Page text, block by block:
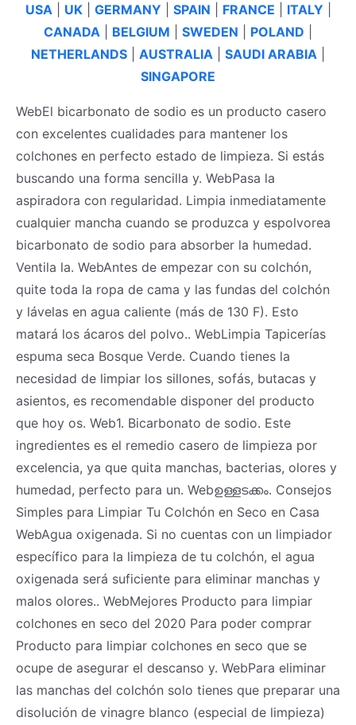
USA UK| GERMANY SPAIN FRANCE ITALY
CANADA
BELGIUM SWEDEN POLAND
NETHERLANDS
AUSTRALIA SAUDI ARABIA
SINGAPORE
WebEl bicarbonato de sodio es un producto casero
con excelentes cualidades para mantener los
colchones en perfecto estado de limpieza. Si estás
buscando una forma sencilla y. WebPasa la
aspiradora con regularidad. Limpia inmediatamente
cualquier mancha cuando se produzca y espolvorea
bicarbonato de sodio para absorber la humedad.
Ventila la. WebAntes de empezar con su colchón,
quite toda la ropa de cama y las fundas del colchón
y lávelas en agua caliente (más de 130 F). Esto
matará los ácaros del polvo.. WebLimpia Tapicerías
espuma seca Bosque Verde. Cuando tienes la
necesidad de limpiar los sillones, sofás, butacas y
asientos, es recomendable disponer del producto
que hoy os. Web1. Bicarbonato de sodio. Este
ingredientes es el remedio casero de limpieza por
excelencia, ya que quita manchas, bacterias, olores y
humedad, perfecto para un. Webഉള്ളടക്കം. Consejos
Simples para Limpiar Tu Colchón en Seco en Casa
WebAgua oxigenada. Si no cuentas con un limpiador
específico para la limpieza de tu colchón, el agua
oxigenada será suficiente para eliminar manchas y
malos olores.. WebMejores Producto para limpiar
colchones en seco del 2020 Para poder comprar
Producto para limpiar colchones en seco que se
ocupe de asegurar el descanso y. WebPara eliminar
las manchas del colchón solo tienes que preparar una
disolución de vinagre blanco (especial de limpieza)